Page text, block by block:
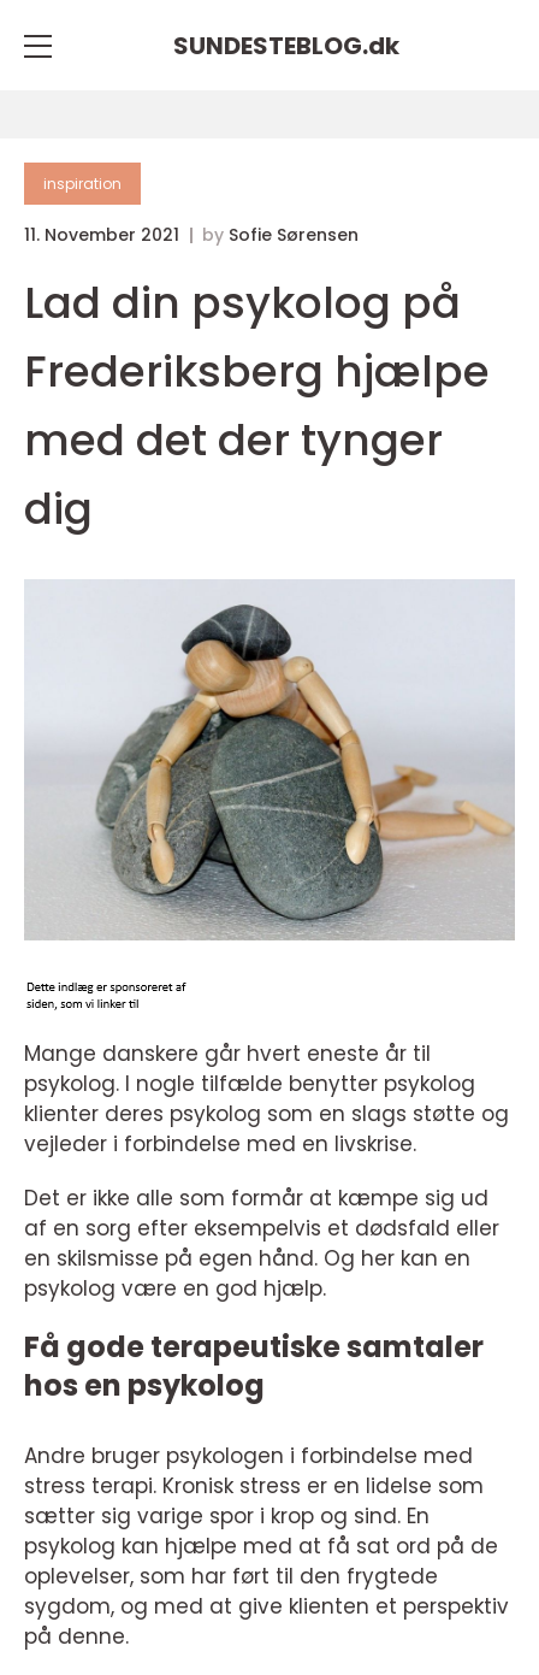
SUNDESTEBLOG.dk
inspiration
11. November 2021 by Sofie Sørensen
Lad din psykolog på
Frederiksberg hjælpe
med det der tynger
dig
Mange danskere går hvert eneste år til
psykolog. I nogle tilfælde benytter psykolog
klienter deres psykolog som en slags støtte og
vejleder i forbindelse med en livskrise.
Det er ikke alle som formår at kæmpe sig ud
af en sorg efter eksempelvis et dødsfald eller
en skilsmisse på egen hånd. Og her kan en
psykolog være en god hjælp.
Få gode terapeutiske samtaler
hos en psykolog
Andre bruger psykologen i forbindelse med
stress terapi. Kronisk stress er en lidelse som
sætter sig varige spor i krop og sind. En
psykolog kan hjælpe med at få sat ord på de
oplevelser, som har ført til den frygtede
sygdom, og med at give klienten et perspektiv
på denne.